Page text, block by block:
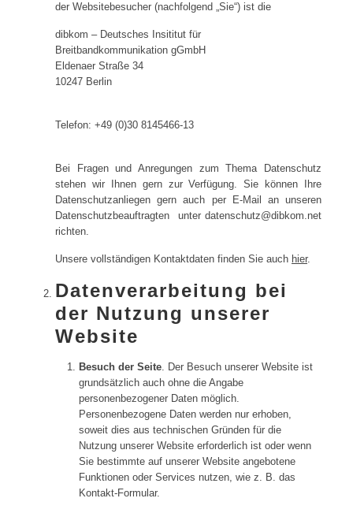
der Websitebesucher (nachfolgend „Sie“) ist die
dibkom – Deutsches Insititut für
Breitbandkommunikation gGmbH
Eldenaer Straße 34
10247 Berlin
Telefon: +49 (0)30 8145466-13
Bei Fragen und Anregungen zum Thema Datenschutz
stehen wir Ihnen gern zur Verfügung. Sie können Ihre
Datenschutzanliegen gern auch per E-Mail
an unseren
Datenschutzbeauftragten unterdatenschutz@dibkom.net
richten.
Unsere vollständigen Kontaktdaten finden Sie auch hier.
Datenverarbeitung bei
der Nutzung unserer
Website
Besuch der Seite. Der Besuch unserer Website ist
grundsätzlich auch ohne die Angabe
personenbezogener Daten möglich.
Personenbezogene Daten werden nur erhoben,
soweit dies aus technischen Gründen für die
Nutzung unserer Website erforderlich ist oder wenn
Sie bestimmte auf unserer Website angebotene
Funktionen oder Services nutzen, wie z. B. das
Kontakt-Formular.